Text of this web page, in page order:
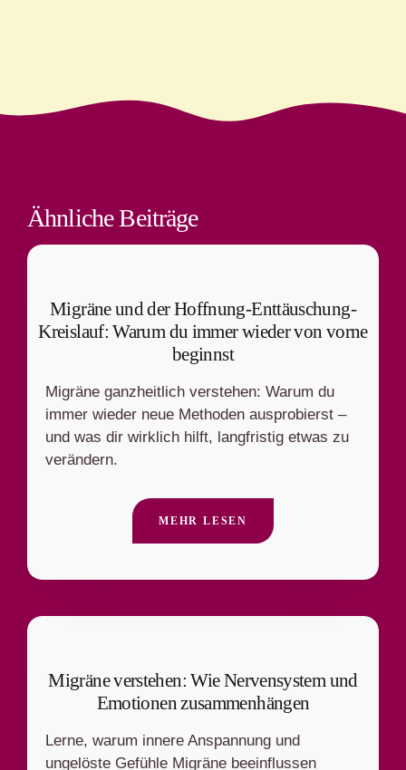
Ähnliche Beiträge
Migräne und der Hoffnung-Enttäuschung-
Kreislauf: Warum du immer wieder von vorne
beginnst
Migräne ganzheitlich verstehen: Warum du
immer wieder neue Methoden ausprobierst –
und was dir wirklich hilft, langfristig etwas zu
verändern.
MEHR LESEN
Migräne verstehen: Wie Nervensystem und
Emotionen zusammenhängen
Lerne, warum innere Anspannung und
ungelöste Gefühle Migräne beeinflussen